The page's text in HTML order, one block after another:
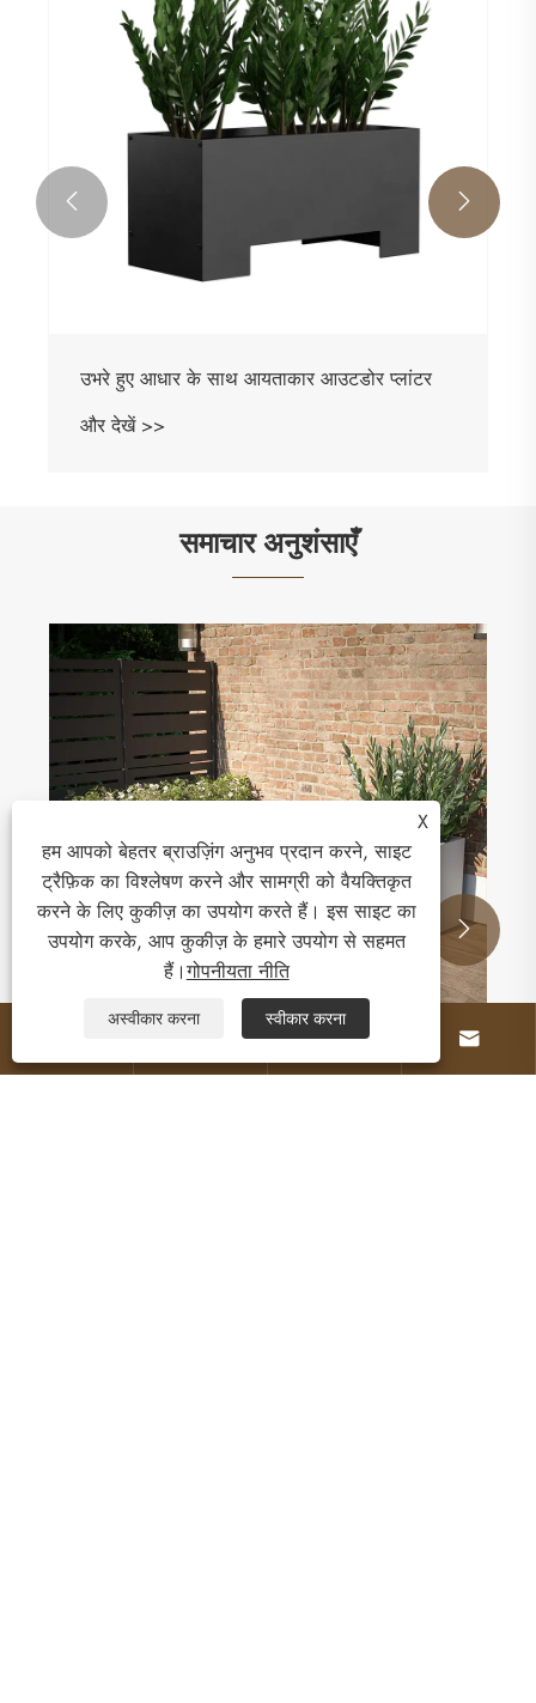
और देखें >>
 
समाचार अनुशंसाएँ
आपके घर के लिए आउटडोर कुर्सी क्यों आवश्यक है?
और देखें >>
 
 
X
हम आपको बेहतर ब्राउज़िंग अनुभव प्रदान करने, साइट
ट्रैफ़िक का विश्लेषण करने और सामग्री को वैयक्तिकृत
करने के लिए कुकीज़ का उपयोग करते हैं। इस साइट का
उपयोग करके, आप कुकीज़ के हमारे उपयोग से सहमत
हैं।गोपनीयता नीति
अस्वीकार करना स्वीकार करना